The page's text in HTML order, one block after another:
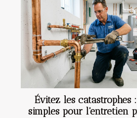
Évitez les catastrophes
simples pour l'entretien